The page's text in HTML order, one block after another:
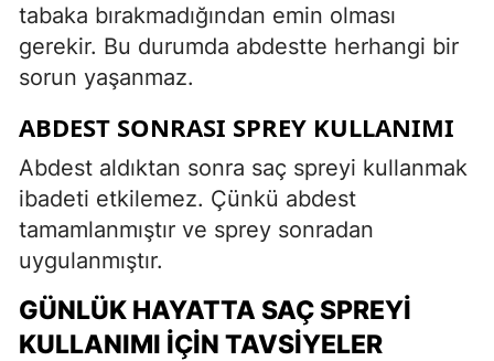
tabaka bırakmadığından emin olması
gerekir. Bu durumda abdestte herhangi bir
sorun yaşanmaz.
ABDEST SONRASI SPREY KULLANIMI
Abdest aldıktan sonra saç spreyi kullanmak
ibadeti etkilemez. Çünkü abdest
tamamlanmıştır ve sprey sonradan
uygulanmıştır.
GÜNLÜK HAYATTA SAÇ SPREYI
KULLANIMI İÇIN TAVSIYELER